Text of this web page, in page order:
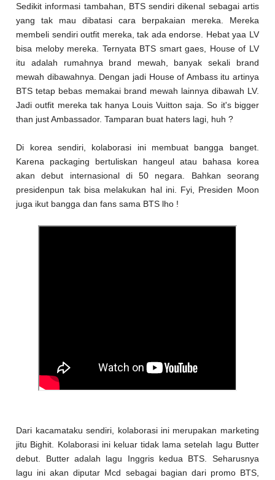
Sedikit informasi tambahan, BTS sendiri dikenal sebagai artis
yang tak mau dibatasi cara berpakaian mereka. Mereka
membeli sendiri outfit mereka, tak ada endorse. Hebat yaa LV
bisa meloby mereka. Ternyata BTS smart gaes, House of LV
itu adalah rumahnya brand mewah, banyak sekali brand
mewah dibawahnya. Dengan jadi House of Ambass itu artinya
BTS tetap bebas memakai brand mewah lainnya dibawah LV.
Jadi outfit mereka tak hanya Louis Vuitton saja. So it's bigger
than just Ambassador. Tamparan buat haters lagi, huh ?
Di korea sendiri, kolaborasi ini membuat bangga banget.
Karena packaging bertuliskan hangeul atau bahasa korea
akan debut internasional di 50 negara. Bahkan seorang
presidenpun tak bisa melakukan hal ini. Fyi, Presiden Moon
juga ikut bangga dan fans sama BTS lho !
Dari kacamataku sendiri, kolaborasi ini merupakan marketing
jitu Bighit. Kolaborasi ini keluar tidak lama setelah lagu Butter
debut. Butter adalah lagu Inggris kedua BTS. Seharusnya
lagu ini akan diputar Mcd sebagai bagian dari promo BTS,